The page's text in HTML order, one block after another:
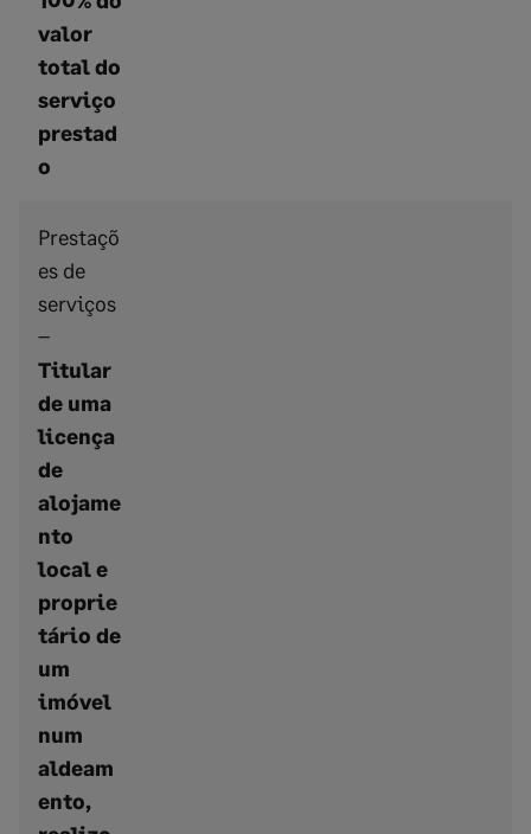
valor
total do
serviço
prestad
o
Prestaçõ
es de
serviços
–
Titular
de uma
licença
de
alojame
nto
local e
proprie
tário de
um
imóvel
num
aldeam
ento,